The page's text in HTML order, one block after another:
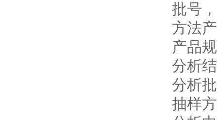
批号
方法
产品
分析
分析
抽样